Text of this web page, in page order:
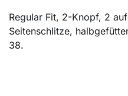
Regular Fit, 2-Knopf, 2
Seitenschlitze,
38.